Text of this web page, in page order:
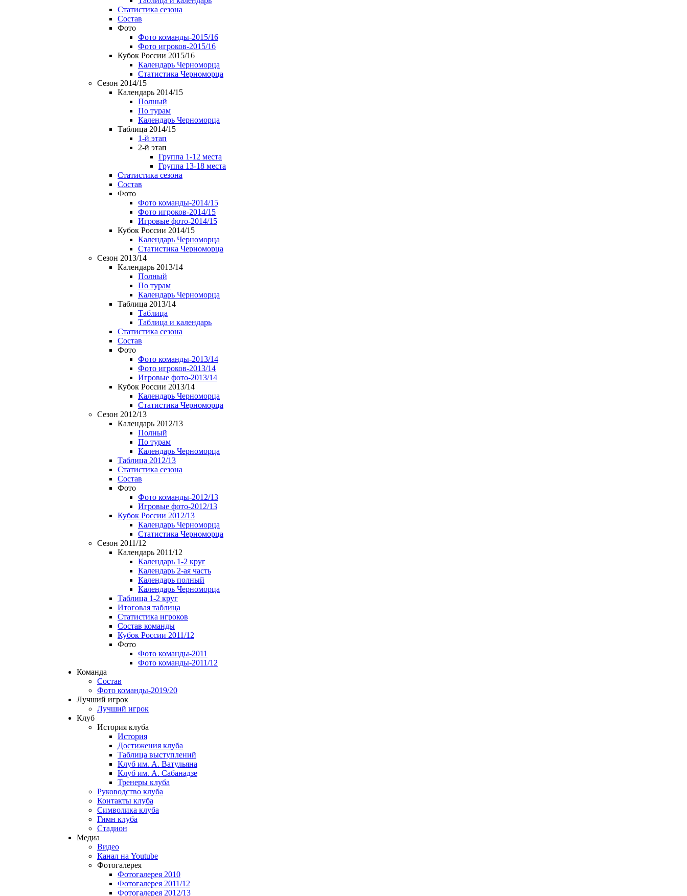
Статистика сезона
Состав
Фото
Фото команды-2015/16
Фото игроков-2015/16
Кубок России 2015/16
Календарь Черноморца
Статистика Черноморца
Сезон 2014/15
Календарь 2014/15
Полный
По турам
Календарь Черноморца
Таблица 2014/15
1-й этап
2-й этап
Группа 1-12 места
Группа 13-18 места
Статистика сезона
Состав
Фото
Фото команды-2014/15
Фото игроков-2014/15
Игровые фото-2014/15
Кубок России 2014/15
Календарь Черноморца
Статистика Черноморца
Сезон 2013/14
Календарь 2013/14
Полный
По турам
Календарь Черноморца
Таблица 2013/14
Таблица
Таблица и календарь
Статистика сезона
Состав
Фото
Фото команды-2013/14
Фото игроков-2013/14
Игровые фото-2013/14
Кубок России 2013/14
Календарь Черноморца
Статистика Черноморца
Сезон 2012/13
Календарь 2012/13
Полный
По турам
Календарь Черноморца
Таблица 2012/13
Статистика сезона
Состав
Фото
Фото команды-2012/13
Игровые фото-2012/13
Кубок России 2012/13
Календарь Черноморца
Статистика Черноморца
Сезон 2011/12
Календарь 2011/12
Календарь 1-2 круг
Календарь 2-ая часть
Календарь полный
Календарь Черноморца
Таблица 1-2 круг
Итоговая таблица
Статистика игроков
Состав команды
Кубок России 2011/12
Фото
Фото команды-2011
Фото команды-2011/12
Команда
Состав
Фото команды-2019/20
Лучший игрок
Лучший игрок
Клуб
История клуба
История
Достижения клуба
Таблица выступлений
Клуб им. А. Ватульяна
Клуб им. А. Сабанадзе
Тренеры клуба
Руководство клуба
Контакты клуба
Символика клуба
Гимн клуба
Стадион
Медиа
Видео
Канал на Youtube
Фотогалерея
Фотогалерея 2010
Фотогалерея 2011/12
Фотогалерея 2012/13